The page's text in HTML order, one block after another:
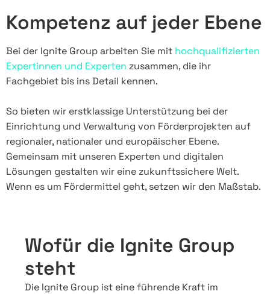
Kompetenz auf jeder Ebene
Bei der Ignite Group arbeiten Sie mit hochqualifizierten
Expertinnen und Experten zusammen, die ihr
Fachgebiet bis ins Detail kennen.
So bieten wir erstklassige Unterstützung bei der
Einrichtung und Verwaltung von Förderprojekten auf
regionaler, nationaler und europäischer Ebene.
Gemeinsam mit unseren Experten und digitalen
Lösungen gestalten wir eine zukunftssichere Welt.
Wenn es um Fördermittel geht, setzen wir den Maßstab.
Wofür die Ignite Group
steht​
Die Ignite Group ist eine führende Kraft im